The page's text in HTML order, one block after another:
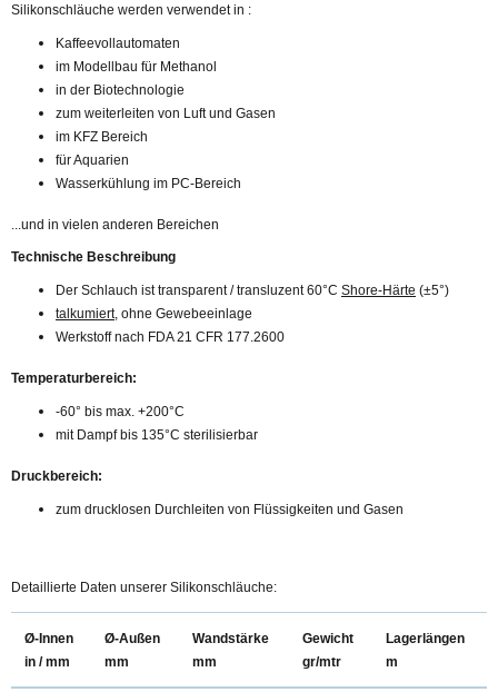
Silikonschläuche werden verwendet in :
Kaffeevollautomaten
im Modellbau für Methanol
in der Biotechnologie
zum weiterleiten von Luft und Gasen
im KFZ Bereich
für Aquarien
Wasserkühlung im PC-Bereich
...und in vielen anderen Bereichen
Technische Beschreibung
Der Schlauch ist transparent / transluzent 60°C Shore-Härte (±5°)
talkumiert, ohne Gewebeeinlage
Werkstoff nach FDA 21 CFR 177.2600
Temperaturbereich:
-60° bis max. +200°C
mit Dampf bis 135°C sterilisierbar
Druckbereich:
zum drucklosen Durchleiten von Flüssigkeiten und Gasen
Detaillierte Daten unserer Silikonschläuche:
Ø-Innen
in / mm
Ø-Außen
mm
Wandstärke
mm
Gewicht
gr/mtr
Lagerlängen
m